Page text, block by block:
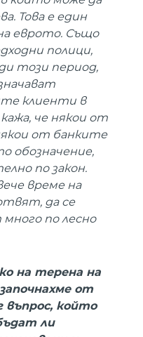
Това е един
еврото. Също
полици,
този период,
клиенти в
че някои от
от банките
обозначение,
по закон.
време на
да се
по лесно
на терена на
от
въпрос, който
ли